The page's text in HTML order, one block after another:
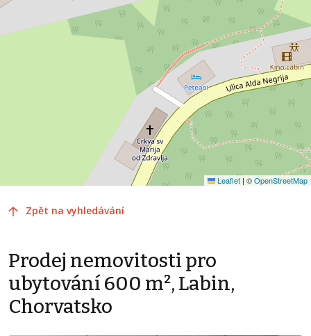
Leaflet | ©OpenStreetMap
Zpět na vyhledávání
Prodej nemovitosti pro
ubytování 600 m², Labin,
Chorvatsko